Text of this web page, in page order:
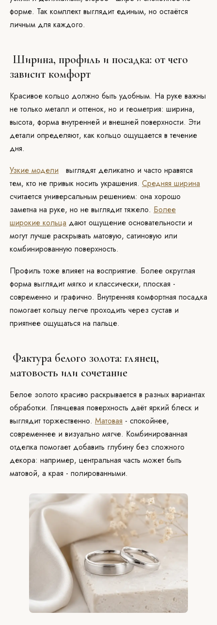
форме. Так комплект выглядит единым, но остаётся
личным для каждого.
Ширина, профиль и посадка: от чего
зависит комфорт
Красивое кольцо должно быть удобным. На руке важны
не только металл и оттенок, но и геометрия: ширина,
высота, форма внутренней и внешней поверхности. Эти
детали определяют, как кольцо ощущается в течение
дня.
Узкие модели выглядят деликатно и часто нравятся
тем, кто не привык носить украшения. Средняя ширина
считается универсальным решением: она хорошо
заметна на руке, но не выглядит тяжело. Более
широкие кольца дают ощущение основательности и
могут лучше раскрывать матовую, сатиновую или
комбинированную поверхность.
Профиль тоже влияет на восприятие. Более округлая
форма выглядит мягко и классически, плоская -
современно и графично. Внутренняя комфортная посадка
помогает кольцу легче проходить через сустав и
приятнее ощущаться на пальце.
Фактура белого золота: глянец,
матовость или сочетание
Белое золото красиво раскрывается в разных вариантах
обработки. Глянцевая поверхность даёт яркий блеск и
выглядит торжественно. Матовая - спокойнее,
современнее и визуально мягче. Комбинированная
отделка помогает добавить глубину без сложного
декора: например, центральная часть может быть
матовой, а края - полированными.